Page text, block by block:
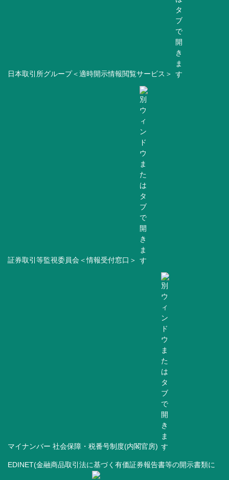
日本取引所グループ＜適時開示情報閲覧サービス＞
証券取引等監視委員会＜情報受付窓口＞
マイナンバー 社会保障・税番号制度(内閣官房)
EDINET(金融商品取引法に基づく有価証券報告書等の開示書類に